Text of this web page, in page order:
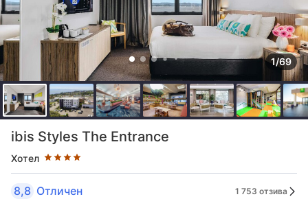
1/69
ibis Styles The Entrance
Хотел
Оценка в звезди: 4 звезди
8,8 Отличен 1 753 отзива